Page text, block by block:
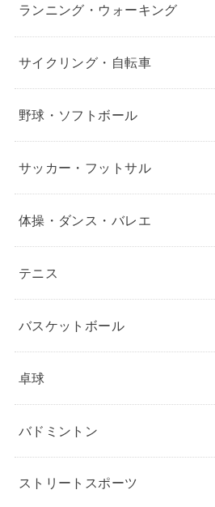
ランニング・ウォーキング
サイクリング・自転車
野球・ソフトボール
サッカー・フットサル
体操・ダンス・バレエ
テニス
バスケットボール
卓球
バドミントン
ストリートスポーツ